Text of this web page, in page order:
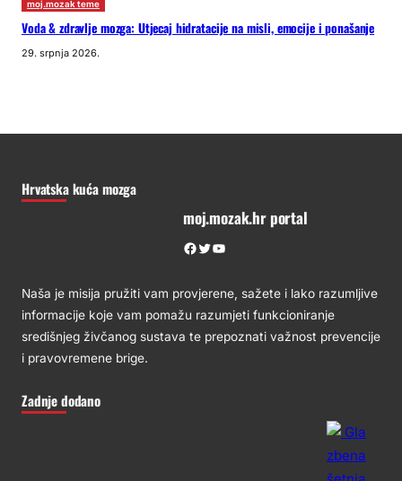
moj.mozak teme
Voda & zdravlje mozga: Utjecaj hidratacije na misli, emocije i ponašanje
29. srpnja 2026.
Hrvatska kuća mozga
moj.mozak.hr portal
Facebook Twitter YouTube
Naša je misija pružiti vam provjerene, sažete i lako razumljive
informacije koje vam pomažu razumjeti funkcioniranje
središnjeg živčanog sustava te prepoznati važnost prevencije
i pravovremene brige.
Zadnje dodano